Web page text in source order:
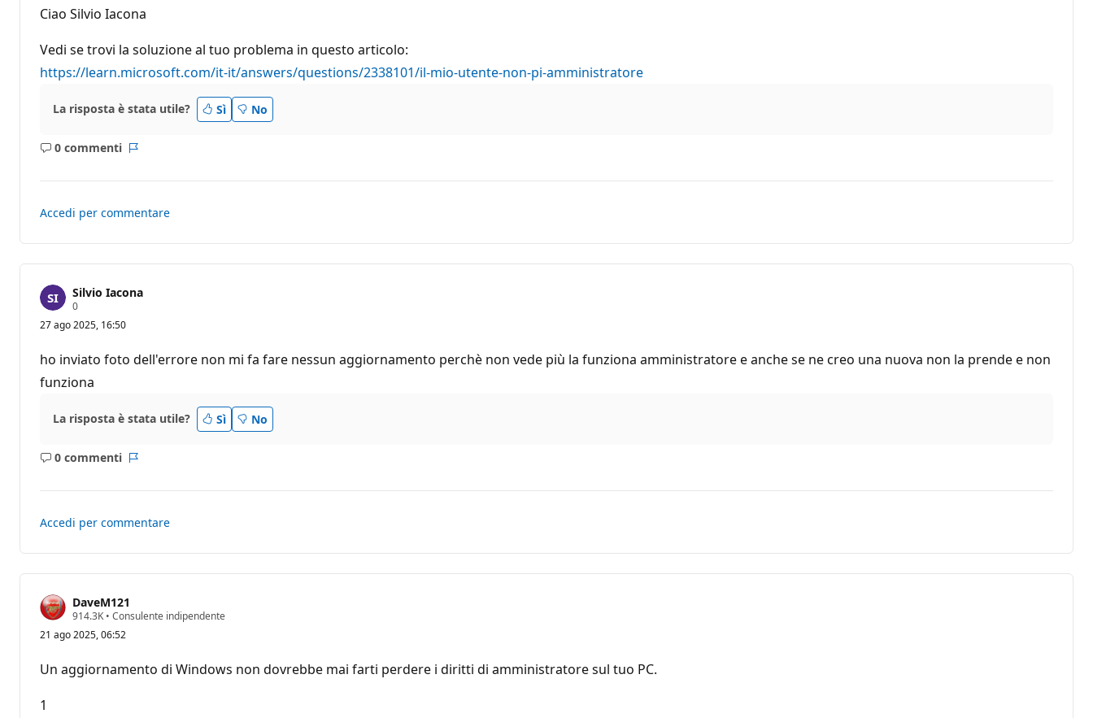
i
d
r
e
p
u
a
o
n
Ciao Silvio Iacona
Vedi se trovi la soluzione al tuo problema in questo articolo:
https://learn.microsoft.com/it-it/answers/questions/2338101/il-mio-utente-non-pi-amministratore
La risposta è stata utile? Sì No
0 commenti
Nessun
Accedi per commentare
Silvio Iacona
0P
n
i
d
i
r
p
u
z
o
27 ago 2025, 16:50
ho inviato foto dell'errore non mi fa fare nessun aggiornamento perchè non vede più la funziona amministratore e anche se ne creo una nuova non la prende e non
funziona
La risposta è stata utile? Sì No
0 commenti
Nessun
Accedi per commentare
DaveM121
914.3K P
n
i
d
• Consulente indipendente
21 ago 2025, 06:52
Un aggiornamento di Windows non dovrebbe mai farti perdere i diritti di amministratore sul tuo PC.
1